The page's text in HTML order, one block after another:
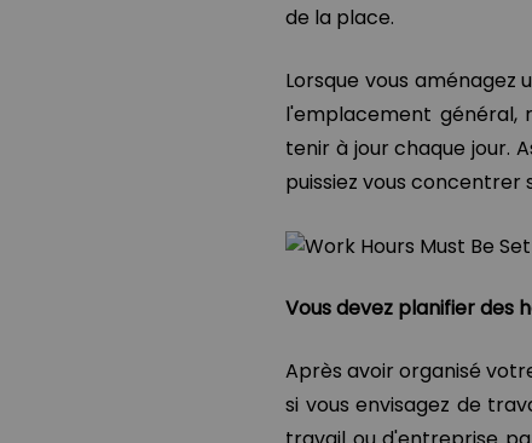
de la place.
Lorsque vous aménagez
l'emplacement général,
tenir à jour chaque jour.
puissiez vous concentrer
Vous devez planifier des
Après avoir organisé
si vous envisagez de